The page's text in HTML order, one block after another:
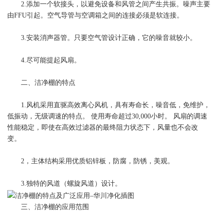
2.添加一个软接头，以避免设备和风管之间产生共振。噪声主要
由FFU引起。空气导管与空调箱之间的连接必须是软连接。
3.安装消声器管。只要空气管设计正确，它的噪音就较小。
4.尽可能提起风扇。
二、洁净棚的特点
1.风机采用直驱高效离心风机，具有寿命长，噪音低，免维护，
低振动，无级调速的特点。 使用寿命超过30,000小时。 风扇的调速
性能稳定，即使在高效过滤器的最终阻力状态下，风量也不会改
变。
2，主体结构采用优质铝锌板，防腐，防锈，美观。
3.独特的风道（螺旋风道）设计。
三、洁净棚的应用范围